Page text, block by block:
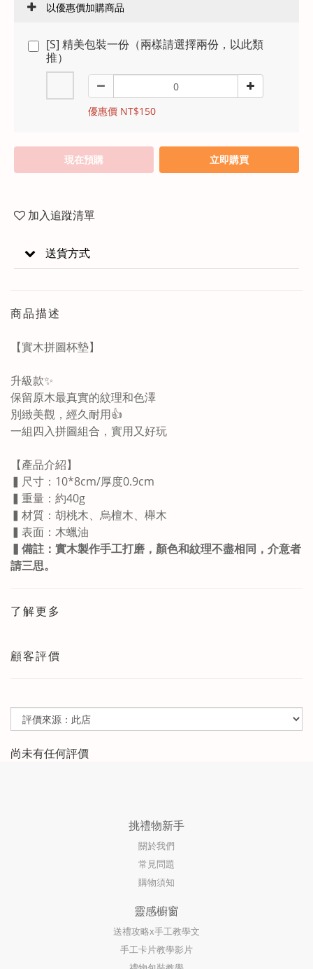
以優惠價加購商品
[S] 精美包裝一份（兩樣請選擇兩份，以此類
推）
優惠價 NT$150
現在預購 立即購買
加入追蹤清單
送貨方式
商品描述
【實木拼圖杯墊】
升級款✨
保留原木最真實的紋理和色澤
別緻美觀，經久耐用👍
一組四入拼圖組合，實用又好玩
【產品介紹】
▍尺寸：10*8cm/厚度0.9cm
▍重量：約40g
▍材質：胡桃木、烏檀木、櫸木
▍表面：木蠟油
▍備註：實木製作手工打磨，顏色和紋理不盡相同，介意者
請三思。
了解更多
顧客評價
尚未有任何評價
挑禮物新手
關於我們
常見問題
購物須知
靈感櫥窗
送禮攻略x手工教學文
手工卡片教學影片